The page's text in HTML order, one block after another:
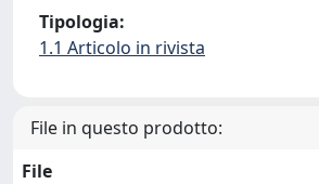
Tipologia:
1.1 Articolo in rivista
File in questo prodotto:
File